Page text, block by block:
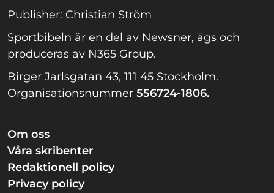
Publisher: Christian Ström
Sportbibeln är en del av Newsner, ägs och
produceras av N365 Group.
Birger Jarlsgatan 43, 111 45 Stockholm.
Organisationsnummer 556724-1806.
Om oss
Våra skribenter
Redaktionell policy
Privacy policy